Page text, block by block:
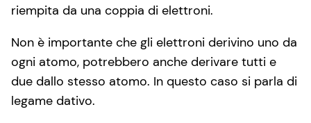
riempita da una coppia di elettroni.
Non è importante che gli elettroni derivino uno da
ogni atomo, potrebbero anche derivare tutti e
due dallo stesso atomo. In questo caso si parla di
legame dativo.